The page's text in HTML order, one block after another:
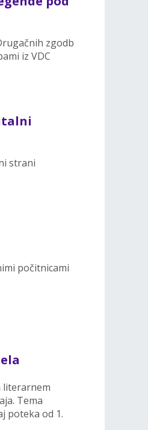
zgodb
iz VDC
strani
počitnicami
literarnem
Tema
poteka od 1.